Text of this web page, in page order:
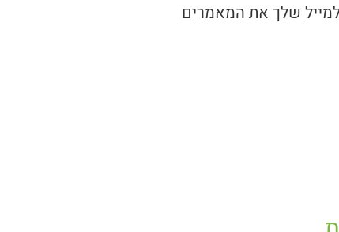
שלך את המאמרים